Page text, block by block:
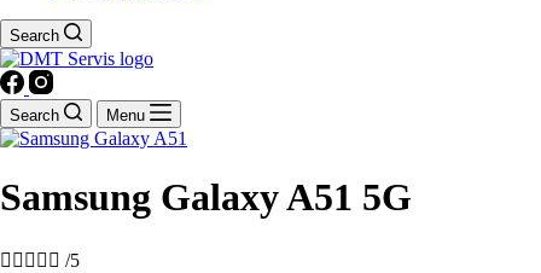
Search
Search Menu
Samsung Galaxy A51 5G
     /5